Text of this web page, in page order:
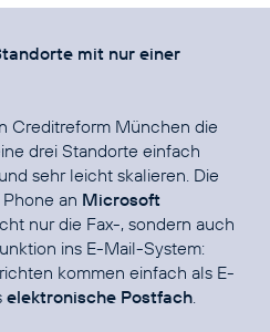
mit nur einer
Creditreform München die
drei Standorte einfach
sehr leicht skalieren. Die
an Microsoft
nur die Fax-, sondern auch
ins E-Mail-System:
kommen einfach als E-
elektronische Postfach